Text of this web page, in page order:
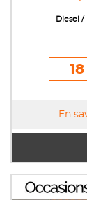
Diesel
En